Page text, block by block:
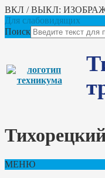
ВКЛ / ВЫКЛ:
Для слабовидящих
Поиск
МЕНЮ